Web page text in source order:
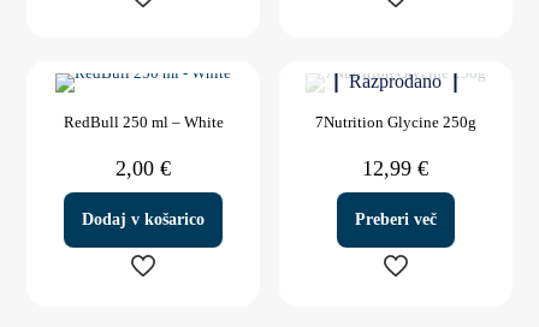
ima
različic.
lahko
izberete
na
izdelka
RedBull 250 ml – White
2,00€
Dodaj v košarico
Razprodano
7Nutrition Glycine 250g
12,99€
Preberi več